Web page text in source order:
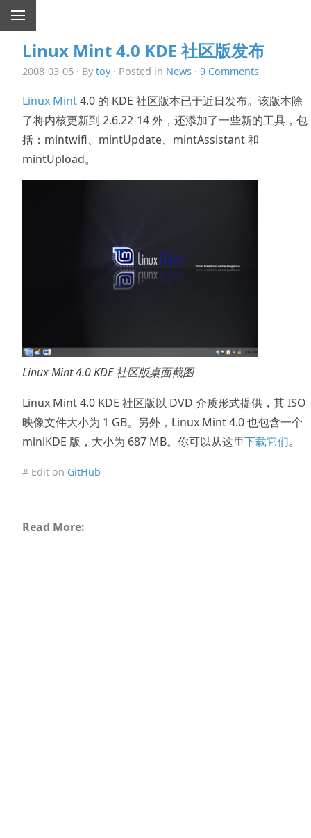
Linux Mint 4.0 KDE 社区版发布
2008-03-05 · By toy· Posted in News · 9 Comments
Linux Mint4.0 的 KDE 社区版本已于近日发布。该版本除
了将内核更新到 2.6.22-14 外，还添加了一些新的工具，包
括：mintwifi、mintUpdate、mintAssistant 和
mintUpload。
Linux Mint 4.0 KDE 社区版桌面截图
Linux Mint 4.0 KDE 社区版以 DVD 介质形式提供，其 ISO
映像文件大小为 1 GB。另外，Linux Mint 4.0 也包含一个
miniKDE 版，大小为 687 MB。你可以从这里下载它们。
# Edit on GitHub
Read More: